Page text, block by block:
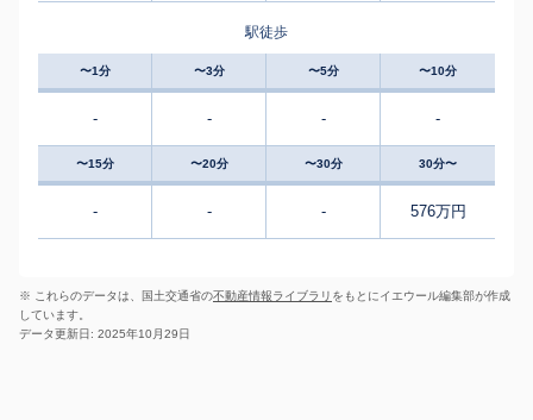
駅徒歩
〜1分 〜3分 〜5分 〜10分
- - - -
〜15分 〜20分 〜30分 30分〜
- - - 576万円
※ これらのデータは、国土交通省の不動産情報ライブラリ をもとにイエウール編集部が作成
しています。
データ更新日: 2025年10月29日